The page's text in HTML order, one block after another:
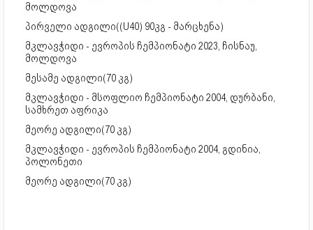
მოლდოვა
პირველი ადგილი((U40) 90კგ - მარცხენა)
მკლავჭიდი - ევროპის ჩემპიონატი 2023, ჩისნაუ,
მოლდოვა
მესამე ადგილი(70 კგ)
მკლავჭიდი - მსოფლიო ჩემპიონატი 2004, დურბანი,
სამხრეთ აფრიკა
მეორე ადგილი(70 კგ)
მკლავჭიდი - ევროპის ჩემპიონატი 2004, გდინია,
პოლონეთი
მეორე ადგილი(70 კგ)